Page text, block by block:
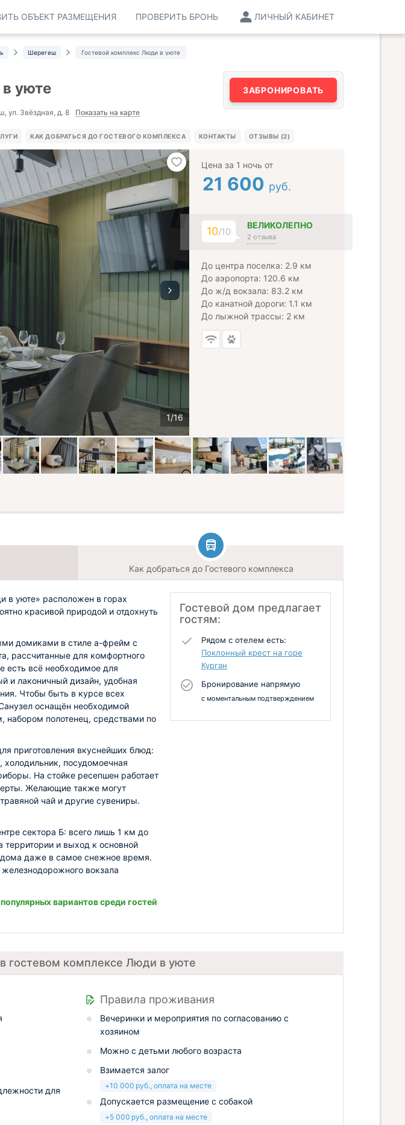
ЛИЧНЫЙ КАБИНЕТ
ПРОВЕРИТЬ БРОНЬ
ОБЪЕКТ РАЗМЕЩЕНИЯ
Шерегеш Гостевой комплекс Люди в уюте
уюте
ул. Звёздная, д. 8 Показать на карте
ЗАБРОНИРОВАТЬ
КАК ДОБРАТЬСЯ ДО ГОСТЕВОГО КОМПЛЕКСА КОНТАКТЫ ОТЗЫВЫ (2)
Цена за 1 ночь от
21 600 руб.
10/10
ВЕЛИКОЛЕПНО
2 отзыва
До центра поселка: 2.9 км
До аэропорта: 120.6 км
До ж/д вокзала: 83.2 км
До канатной дороги: 1.1 км
До лыжной трассы: 2 км
Как добраться до Гостевого комплекса
Гостевой дом предлагает
гостям:
Рядом с отелем есть:
Поклонный крест на горе
Курган
Бронирование напрямую
с моментальным подтверждением
в уюте» расположен в горах
красивой природой и отдохнуть
домиками в стиле а-фрейм с
рассчитанные для комфортного
всё необходимое для
и лаконичный дизайн, удобная
Чтобы быть в курсе всех
оснащён необходимой
набором полотенец, средствами по
приготовления вкуснейших блюд:
посудомоечная
На стойке ресепшен работает
Желающие также могут
чай и другие сувениры.
сектора Б: всего лишь 1 км до
и выход к основной
дома даже в самое снежное время.
вокзала
вариантов среди гостей
в гостевом комплексе Люди в уюте
для
Правила проживания
Вечеринки и мероприятия по согласованию с
хозяином
Можно с детьми любого возраста
Взимается залог
+10 000 руб., оплата на месте
Допускается размещение с собакой
+5 000 руб., оплата на месте